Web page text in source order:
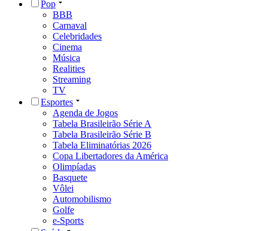
Pop
BBB
Carnaval
Celebridades
Cinema
Música
Realities
Streaming
TV
Esportes
Agenda de Jogos
Tabela Brasileirão Série A
Tabela Brasileirão Série B
Tabela Eliminatórias 2026
Copa Libertadores da América
Olimpíadas
Basquete
Vôlei
Automobilismo
Golfe
e-Sports